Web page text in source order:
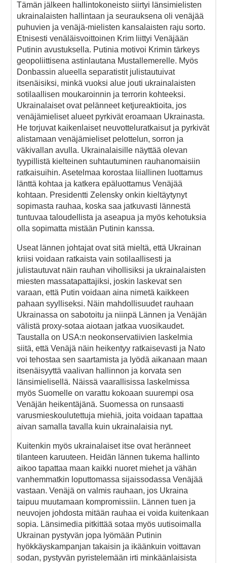
Tämän jälkeen hallintokoneisto siirtyi länsimielisten
ukrainalaisten hallintaan ja seurauksena oli venäjää
puhuvien ja venäjä-mielisten kansalaisten raju sorto.
Etnisesti venäläisvoittoinen Krim liittyi Venäjään
Putinin avustuksella. Putinia motivoi Krimin tärkeys
geopoliittisena astinlautana Mustallemerelle. Myös
Donbassin alueella separatistit julistautuivat
itsenäisiksi, minkä vuoksi alue jouti ukrainalaisten
sotilaallisen moukaroinnin ja terrorin kohteeksi.
Ukrainalaiset ovat pelänneet ketjureaktioita, jos
venäjämieliset alueet pyrkivät eroamaan Ukrainasta.
He torjuvat kaikenlaiset neuvotteluratkaisut ja pyrkivät
alistamaan venäjämieliset pelottelun, sorron ja
väkivallan avulla. Ukrainalaisille näyttää olevan
tyypillistä kielteinen suhtautuminen rauhanomaisiin
ratkaisuihin. Asetelmaa korostaa liiallinen luottamus
länttä kohtaa ja katkera epäluottamus Venäjää
kohtaan. Presidentti Zelensky onkin kieltäytynyt
sopimasta rauhaa, koska saa jatkuvasti lännestä
tuntuvaa taloudellista ja aseapua ja myös kehotuksia
olla sopimatta mistään Putinin kanssa.
Useat lännen johtajat ovat sitä mieltä, että Ukrainan
kriisi voidaan ratkaista vain sotilaallisesti ja
julistautuvat näin rauhan vihollisiksi ja ukrainalaisten
miesten massatapattajiksi, joskin laskevat sen
varaan, että Putin voidaan aina nimetä kaikkeen
pahaan syylliseksi. Näin mahdollisuudet rauhaan
Ukrainassa on sabotoitu ja niinpä Lännen ja Venäjän
välistä proxy-sotaa aiotaan jatkaa vuosikaudet.
Taustalla on USA:n neokonservatiivien laskelmia
siitä, että Venäjä näin heikentyy ratkaisevasti ja Nato
voi tehostaa sen saartamista ja lyödä aikanaan maan
itsenäisyyttä vaalivan hallinnon ja korvata sen
länsimielisellä. Näissä vaarallisissa laskelmissa
myös Suomelle on varattu kokoaan suurempi osa
Venäjän heikentäjänä. Suomessa on runsaasti
varusmieskoulutettuja miehiä, joita voidaan tapattaa
aivan samalla tavalla kuin ukrainalaisia nyt.
Kuitenkin myös ukrainalaiset itse ovat heränneet
tilanteen karuuteen. Heidän lännen tukema hallinto
aikoo tapattaa maan kaikki nuoret miehet ja vähän
vanhemmatkin loputtomassa sijaissodassa Venäjää
vastaan. Venäjä on valmis rauhaan, jos Ukraina
taipuu muutamaan kompromissiin. Lännen tuen ja
neuvojen johdosta mitään rauhaa ei voida kuitenkaan
sopia. Länsimedia pitkittää sotaa myös uutisoimalla
Ukrainan pystyvän jopa lyömään Putinin
hyökkäyskampanjan takaisin ja ikäänkuin voittavan
sodan, pystyvän pyristelemään irti minkäänlaisista